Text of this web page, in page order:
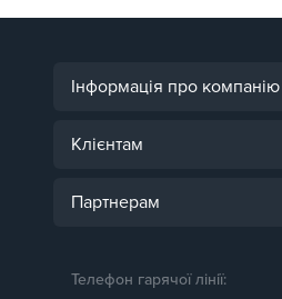
Інформація про компанію
Клієнтам
Партнерам
Телефон гарячої лінії: